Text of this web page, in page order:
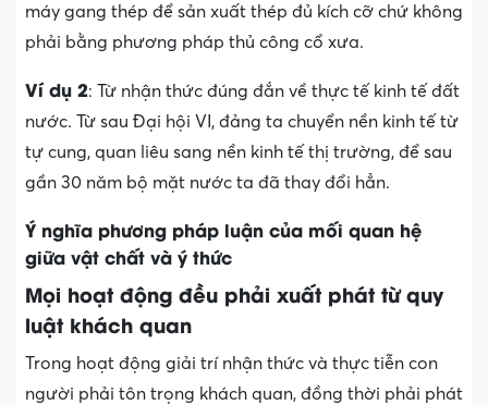
máy gang thép để sản xuất thép đủ kích cỡ chứ không
phải bằng phương pháp thủ công cổ xưa.
Ví dụ 2: Từ nhận thức đúng đắn về thực tế kinh tế đất
nước. Từ sau Đại hội VI, đảng ta chuyển nền kinh tế từ
tự cung, quan liêu sang nền kinh tế thị trường, để sau
gần 30 năm bộ mặt nước ta đã thay đổi hẳn.
Ý nghĩa phương pháp luận của mối quan hệ
giữa vật chất và ý thức
Mọi hoạt động đều phải xuất phát từ quy
luật khách quan
Trong hoạt động giải trí nhận thức và thực tiễn con
người phải tôn trọng khách quan, đồng thời phải phát